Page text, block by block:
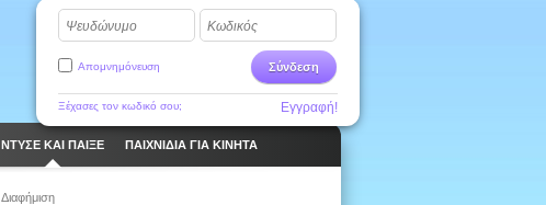
Ψευδώνυμο Κωδικός
Σύνδεση
Απομνημόνευση
Ξέχασες τον κωδικό σου; Εγγραφή!
ΝΤΥΣΕ ΚΑΙ ΠΑΙΞΕ ΠΑΙΧΝΊΔΙΑ ΓΙΑ ΚΙΝΗΤΆ
Διαφήμιση